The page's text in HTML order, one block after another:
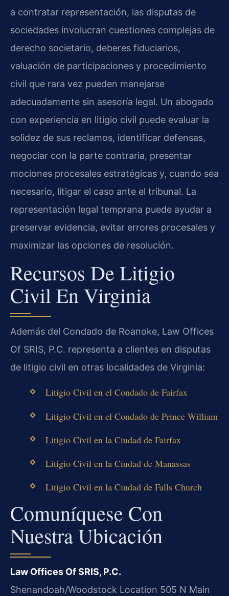
a contratar representación, las disputas de
sociedades involucran cuestiones complejas de
derecho societario, deberes fiduciarios,
valuación de participaciones y procedimiento
civil que rara vez pueden manejarse
adecuadamente sin asesoría legal. Un abogado
con experiencia en litigio civil puede evaluar la
solidez de sus reclamos, identificar defensas,
negociar con la parte contraria, presentar
mociones procesales estratégicas y, cuando sea
necesario, litigar el caso ante el tribunal. La
representación legal temprana puede ayudar a
preservar evidencia, evitar errores procesales y
maximizar las opciones de resolución.
Recursos De Litigio
Civil En Virginia
Además del Condado de Roanoke, Law Offices
Of SRIS, P.C. representa a clientes en disputas
de litigio civil en otras localidades de Virginia:
Litigio Civil en el Condado de Fairfax
Litigio Civil en el Condado de Prince William
Litigio Civil en la Ciudad de Fairfax
Litigio Civil en la Ciudad de Manassas
Litigio Civil en la Ciudad de Falls Church
Comuníquese Con
Nuestra Ubicación
Law Offices Of SRIS, P.C.
Shenandoah/Woodstock Location 505 N Main